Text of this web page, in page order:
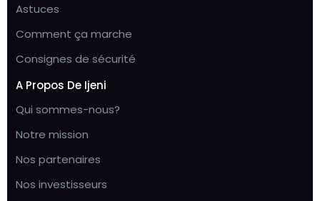
Astuces
Comment ça marche
Consignes de sécurité
A Propos De Ijeni
Qui sommes-nous?
Notre mission
Nos partenaires
Nos investisseurs